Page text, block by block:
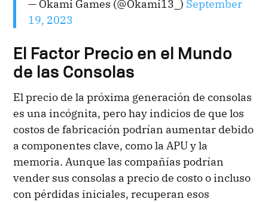
— Okami Games (@Okami13_) September
19, 2023
El Factor Precio en el Mundo
de las Consolas
El precio de la próxima generación de consolas
es una incógnita, pero hay indicios de que los
costos de fabricación podrían aumentar debido
a componentes clave, como la APU y la
memoria. Aunque las compañías podrían
vender sus consolas a precio de costo o incluso
con pérdidas iniciales, recuperan esos